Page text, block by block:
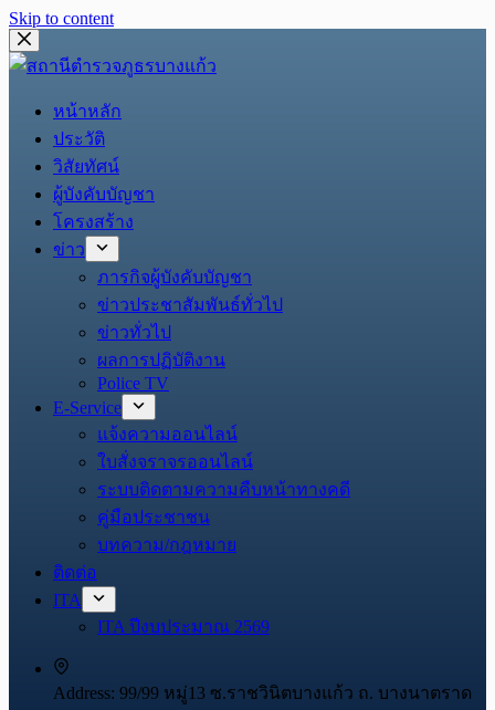
Skip to content
หน้าหลัก
ประวัติ
วิสัยทัศน์
ผู้บังคับบัญชา
โครงสร้าง
ข่าว
ภารกิจผู้บังคับบัญชา
ข่าวประชาสัมพันธ์ทั่วไป
ข่าวทั่วไป
ผลการปฏิบัติงาน
Police TV
E-Service
แจ้งความออนไลน์
ใบสั่งจราจรออนไลน์
ระบบติดตามความคืบหน้าทางคดี
คู่มือประชาชน
บทความ/กฎหมาย
ติดต่อ
ITA
ITA ปีงบประมาณ 2569
Address: 99/99 หมู่13 ซ.ราชวินิตบางแก้ว ถ. บางนาตราด